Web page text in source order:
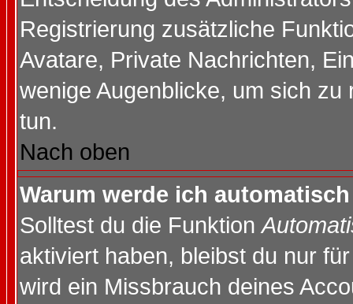
Registrierung zusätzliche
Avatare, Private Nachrichten,
wenige Augenblicke, um sich
tun.
Nach oben
Warum werde ich
Solltest du die Funktion
aktiviert haben, bleibst du nur
wird ein Missbrauch deines